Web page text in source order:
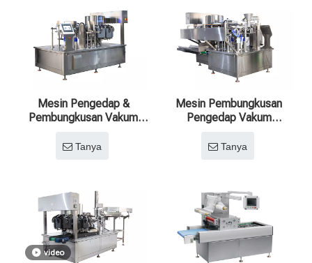
Mesin Pengedap &
Pembungkusan Vakum
untuk Pengawetan
Tanya
Mesin Pembungkusan
Pengedap Vakum
& Minuman Komersial
Tanya
video